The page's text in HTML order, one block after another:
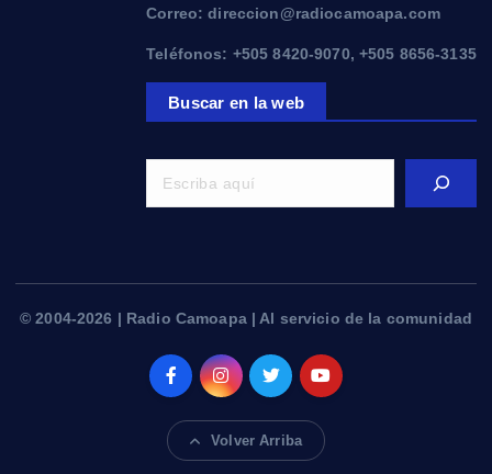
Correo: direccion@radiocamoapa.com
Teléfonos: +505 8420-9070, +505 8656-3135
Buscar en la web
© 2004-2026 | Radio Camoapa | Al servicio de la comunidad
Volver Arriba